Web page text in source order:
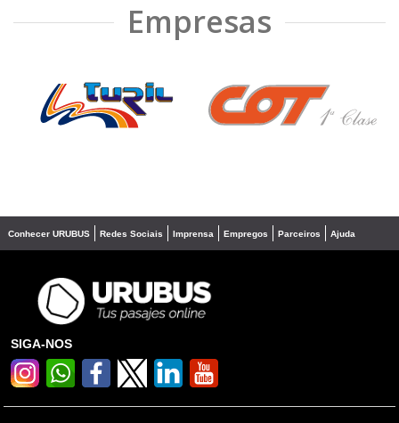
Empresas
❮ ❯
Conhecer URUBUS Redes Sociais Imprensa Empregos Parceiros Ajuda
SIGA-NOS